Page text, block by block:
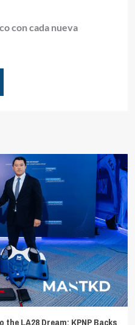
con cada nueva